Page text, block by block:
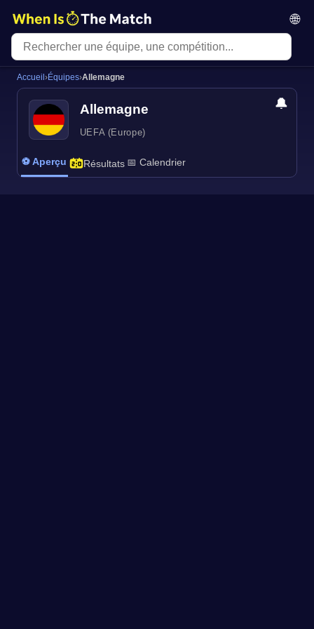
🌐
Accueil ›Équipes›Allemagne
Allemagne
UEFA (Europe)
🔔
⚽ Aperçu Résultats 📅 Calendrier